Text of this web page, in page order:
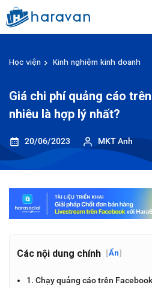
Học viện Kinh nghiệm kinh doanh
Giá chi phí quảng cáo
nhiêu là hợp lý nhất?
20/06/2023 MKT Anh
Các nội dung chính [Ẩn]
1. Chạy quảng cáo trên